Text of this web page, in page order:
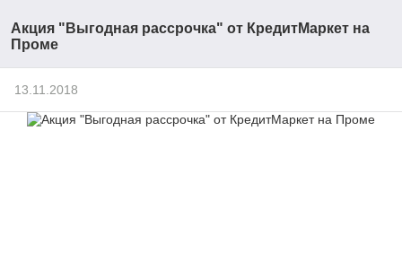
Акция "Выгодная рассрочка" от КредитМаркет на
Проме
13.11.2018